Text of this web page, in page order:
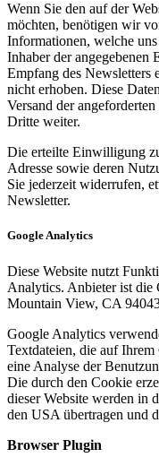
Wenn Sie den auf der
möchten, benötigen wir
Informationen, welche
Inhaber der angegebenen
Empfang des Newsletters
nicht erhoben. Diese
Versand der
Dritte weiter.
Die erteilte Einwilligung
Adresse sowie deren
Sie jederzeit widerrufen,
Newsletter.
Google Analytics
Diese Website nutzt
Analytics. Anbieter ist die
Mountain View, CA
Google Analytics
Textdateien, die auf
eine Analyse der
Die durch den Cookie
dieser Website werden in
den USA übertragen und
Browser Plugin